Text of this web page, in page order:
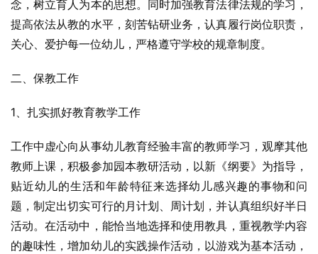
念，树立育人为本的思想。同时加强教育法律法规的学习，
提高依法从教的水平，刻苦钻研业务，认真履行岗位职责，
关心、爱护每一位幼儿，严格遵守学校的规章制度。
二、保教工作
1、扎实抓好教育教学工作
工作中虚心向从事幼儿教育经验丰富的教师学习，观摩其他
教师上课，积极参加园本教研活动，以新《纲要》为指导，
贴近幼儿的生活和年龄特征来选择幼儿感兴趣的事物和问
题，制定出切实可行的月计划、周计划，并认真组织好半日
活动。在活动中，能恰当地选择和使用教具，重视教学内容
的趣味性，增加幼儿的实践操作活动，以游戏为基本活动，